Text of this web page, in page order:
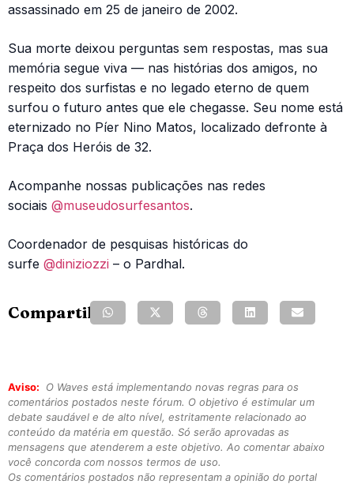
assassinado em 25 de janeiro de 2002.
Sua morte deixou perguntas sem respostas, mas sua
memória segue viva — nas histórias dos amigos, no
respeito dos surfistas e no legado eterno de quem
surfou o futuro antes que ele chegasse. Seu nome está
eternizado no Píer Nino Matos, localizado defronte à
Praça dos Heróis de 32.
Acompanhe nossas publicações nas redes
sociais @museudosurfesantos.
Coordenador de pesquisas históricas do
surfe @diniziozzi – o Pardhal.
Compartilhe:
Aviso:
O Waves está implementando novas regras para os
comentários postados neste fórum. O objetivo é estimular um
debate saudável e de alto nível, estritamente relacionado ao
conteúdo da matéria em questão. Só serão aprovadas as
mensagens que atenderem a este objetivo. Ao comentar abaixo
você concorda com nossos termos de uso.
Os comentários postados não representam a opinião do portal